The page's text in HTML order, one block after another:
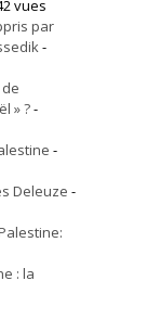
vues
par
-
» ?-
-
Deleuze -
: la